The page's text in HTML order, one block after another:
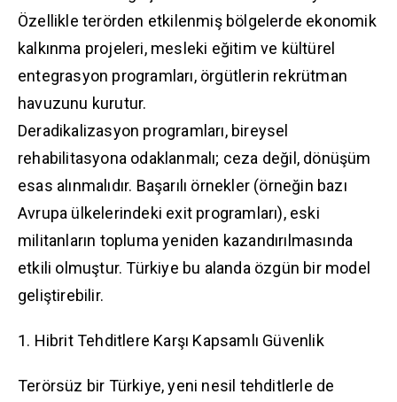
Özellikle terörden etkilenmiş bölgelerde ekonomik
kalkınma projeleri, mesleki eğitim ve kültürel
entegrasyon programları, örgütlerin rekrütman
havuzunu kurutur.
Deradikalizasyon programları, bireysel
rehabilitasyona odaklanmalı; ceza değil, dönüşüm
esas alınmalıdır. Başarılı örnekler (örneğin bazı
Avrupa ülkelerindeki exit programları), eski
militanların topluma yeniden kazandırılmasında
etkili olmuştur. Türkiye bu alanda özgün bir model
geliştirebilir.
1. Hibrit Tehditlere Karşı Kapsamlı Güvenlik
Terörsüz bir Türkiye, yeni nesil tehditlerle de